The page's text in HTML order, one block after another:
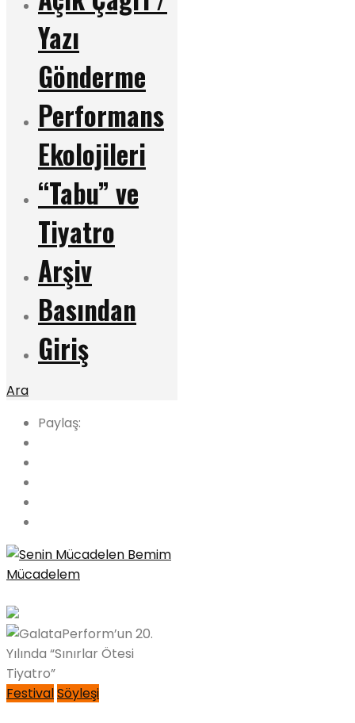
Yazı
Gönderme
Performans
Ekolojileri
“Tabu” ve
Tiyatro
Arşiv
Basından
Giriş
Ara
Paylaş:
FestivalSöyleşi